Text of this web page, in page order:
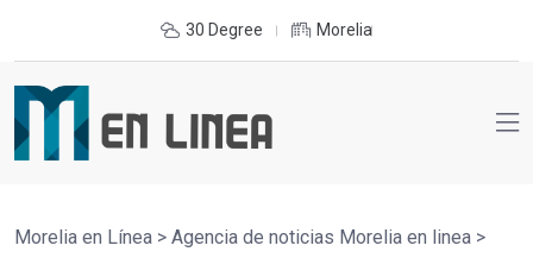
30 Degree Morelia
Morelia en Línea > Agencia de noticias Morelia en linea >